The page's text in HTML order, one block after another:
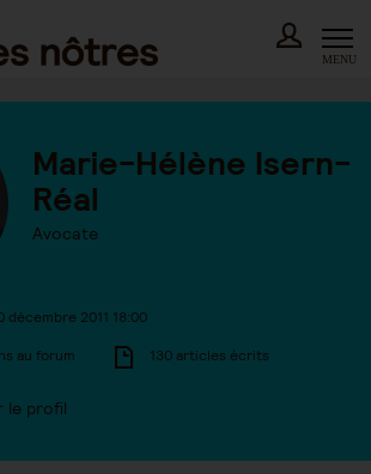
MENU
Marie-Hélène Isern-
Réal
Avocate
décembre 2011 18:00
au forum 130 articles écrits
le profil